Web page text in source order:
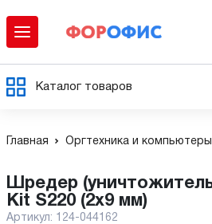
Каталог товаров
Главная Оргтехника и компьютеры
Шредер (уничтожитель) Office
Kit S220 (2x9 мм)
Артикул: 124-044162